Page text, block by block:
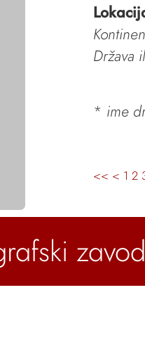
Država
* ime
<< < 1 2